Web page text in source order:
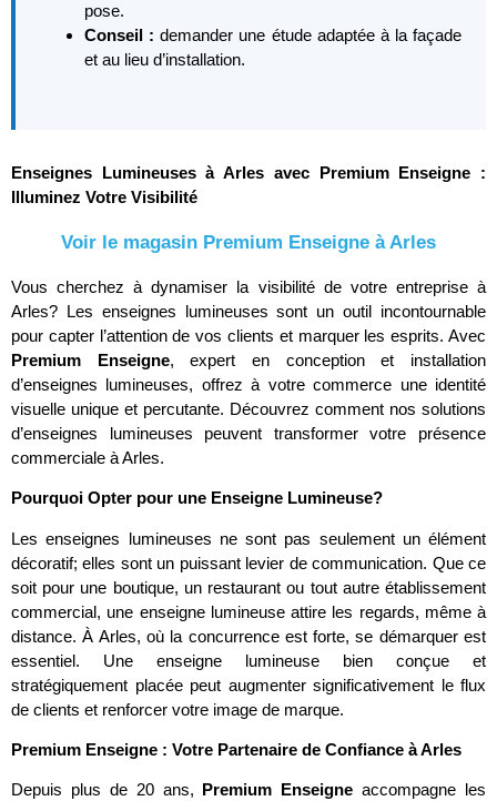
pose.
Conseil : demander une étude adaptée à la façade
et au lieu d’installation.
Enseignes Lumineuses à Arles avec Premium Enseigne :
Illuminez Votre Visibilité
Voir le magasin Premium Enseigne à Arles
Vous cherchez à dynamiser la visibilité de votre entreprise à
Arles? Les enseignes lumineuses sont un outil incontournable
pour capter l’attention de vos clients et marquer les esprits. Avec
Premium Enseigne, expert en conception et installation
d’enseignes lumineuses, offrez à votre commerce une identité
visuelle unique et percutante. Découvrez comment nos solutions
d’enseignes lumineuses peuvent transformer votre présence
commerciale à Arles.
Pourquoi Opter pour une Enseigne Lumineuse?
Les enseignes lumineuses ne sont pas seulement un élément
décoratif; elles sont un puissant levier de communication. Que ce
soit pour une boutique, un restaurant ou tout autre établissement
commercial, une enseigne lumineuse attire les regards, même à
distance. À Arles, où la concurrence est forte, se démarquer est
essentiel. Une enseigne lumineuse bien conçue et
stratégiquement placée peut augmenter significativement le flux
de clients et renforcer votre image de marque.
Premium Enseigne : Votre Partenaire de Confiance à Arles
Depuis plus de 20 ans, Premium Enseigne accompagne les